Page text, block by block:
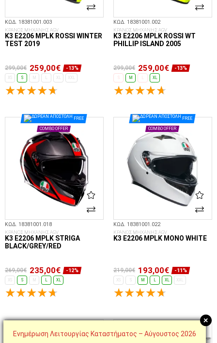
ΚΩΔ. 18381001.003
ΚΡΑΝΟΣ ΜΗΧΑΝΗΣ AGV
K3 E2206 MPLK ROSSI WINTER
TEST 2019
299,00€ 259,00€ -13%
XS S XL XXL
ΚΩΔ. 18381001.002
ΚΡΑΝΟΣ ΜΗΧΑΝΗΣ AGV
K3 E2206 MPLK ROSSI WT
PHILLIP ISLAND 2005
299,00€ 259,00€ -13%
S M L XL
FREE
COMBO OFFER
ΚΩΔ. 18381001.018
ΚΡΑΝΟΣ ΜΗΧΑΝΗΣ AGV
K3 E2206 MPLK STRIGA
BLACK/GREY/RED
269,00€ 235,00€ -12%
XS S L XL
FREE
COMBO OFFER
ΚΩΔ. 18381001.022
ΚΡΑΝΟΣ ΜΗΧΑΝΗΣ AGV
K3 E2206 MPLK MONO WHITE
219,00€ 193,00€ -11%
XS S M L XL XXL
+
Ενημέρωση Λειτουργίας Καταστήματος – Αύγουστος 2026